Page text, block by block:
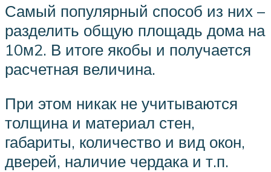
Самый популярный способ из них –
разделить общую площадь дома на
10м2. В итоге якобы и получается
расчетная величина.
При этом никак не учитываются
толщина и материал стен,
габариты, количество и вид окон,
дверей, наличие чердака и т.п.